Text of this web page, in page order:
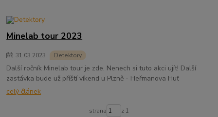
Minelab tour 2023
31.03.2023 Detektory
Další ročník Minelab tour je zde. Nenech si tuto akci ujít! Další
zastávka bude už příští víkend u Plzně - Heřmanova Huť
celý článek
strana z 1